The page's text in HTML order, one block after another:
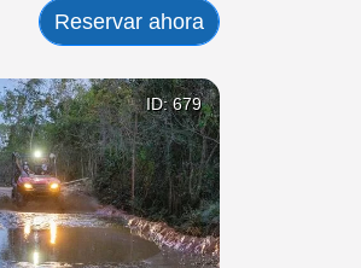
Reservar ahora
ID: 679